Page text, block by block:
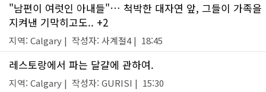
"남편이 여럿인 아내들"… 척박한 대자연 앞, 그들이 가족을
지켜낸 기막히고도.. +2
지역: Calgary | 작성자: 사계절4 | 18:45
레스토랑에서 파는 달걀에 관하여.
지역: Calgary | 작성자: GURISI | 15:30